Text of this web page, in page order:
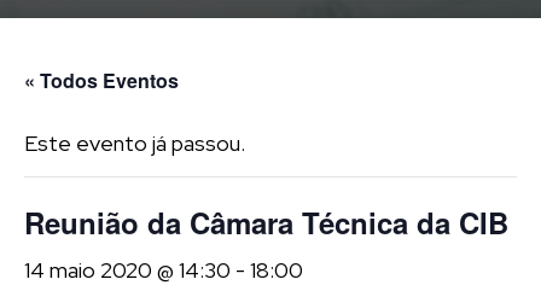
« Todos Eventos
Este evento já passou.
Reunião da Câmara Técnica da CIB
14 maio 2020 @ 14:30 - 18:00